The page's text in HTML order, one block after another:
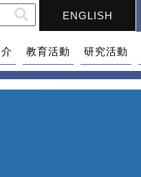
ENGLISH
教育活動 研究活動